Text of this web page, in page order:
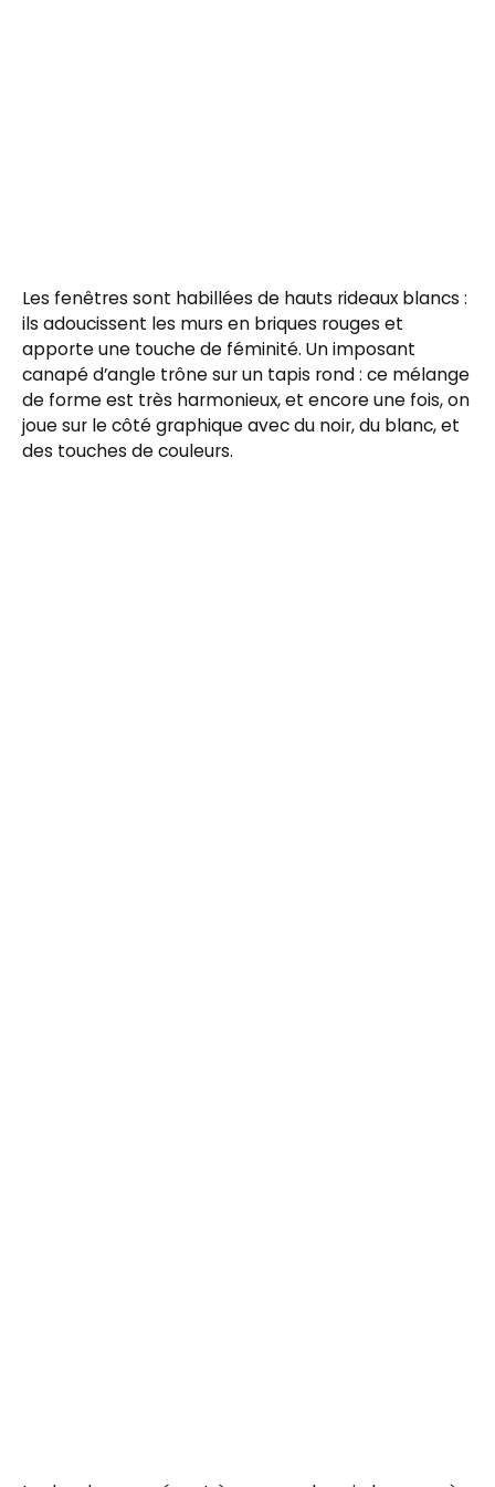
Les fenêtres sont habillées de hauts rideaux blancs :
ils adoucissent les murs en briques rouges et
apporte une touche de féminité. Un imposant
canapé d’angle trône sur un tapis rond : ce mélange
de forme est très harmonieux, et encore une fois, on
joue sur le côté graphique avec du noir, du blanc, et
des touches de couleurs.